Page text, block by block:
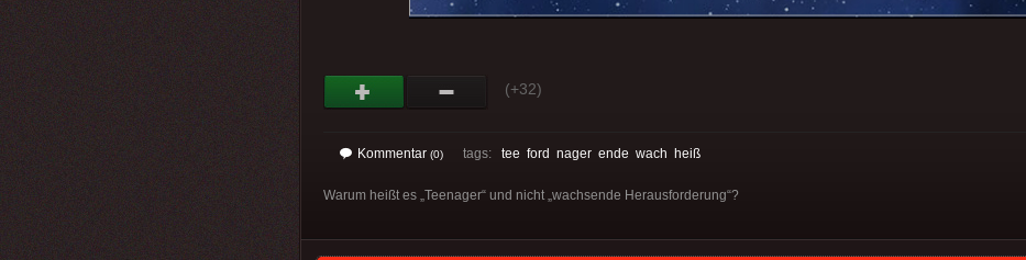
(+32)
Kommentar (0) tags: tee ford nager ende wach heiß
Warum heißt es „Teenager“ und nicht „wachsende Herausforderung“?